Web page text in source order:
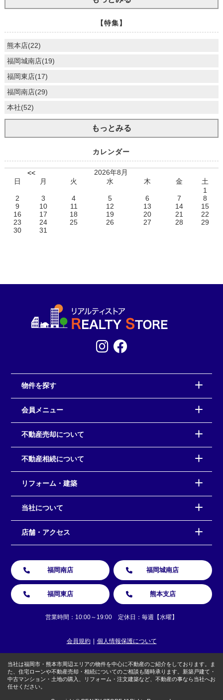
【特集】
熊本店(22)
福岡城南店(19)
福岡東店(17)
福岡南店(29)
本社(52)
もっとみる
カレンダー
<<
2026年8月
日
月 火 水 木 金
土
1
2
3 4 5 6 7
8
9
10 11 12 13 14
15
16
17 18 19 20 21
22
23
24 25 26 27 28
29
30
31
物件を探す
会員メニュー
不動産売却について
不動産相続について
リフォーム・建築
当社について
店舗・アクセス
福岡南店 福岡城南店
福岡東店 熊本支店
営業時間：10:00～19:00 定休日：毎週【水曜】
会員規約 個人情報保護について
当社は福岡市・熊本市周辺エリアの物件を中心に不動産のご紹介をしております。ま
た、住宅ローンや不動産売却・相続についてのご相談も随時承ります。新築戸建て・
中古マンション・土地の購入、リフォーム・注文建築など、不動産の事なら当社へお
任せください。